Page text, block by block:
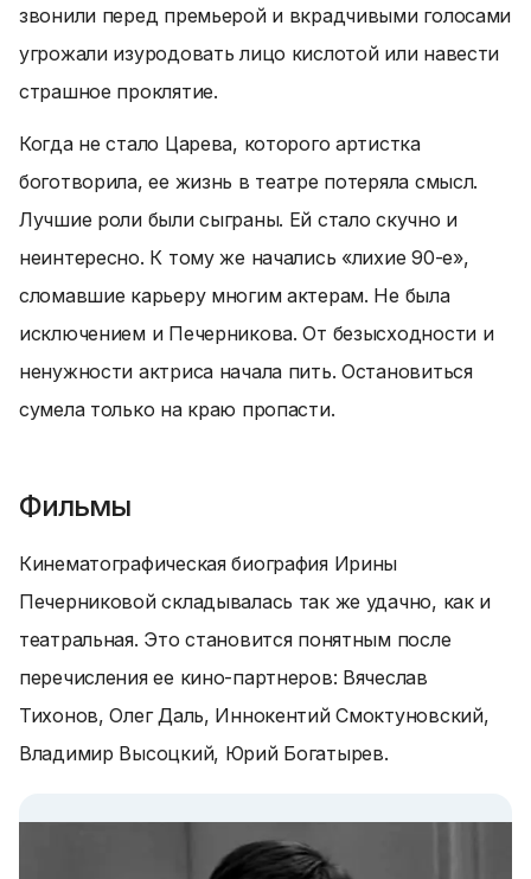
звонили перед премьерой и вкрадчивыми голосами
угрожали изуродовать лицо кислотой или навести
страшное проклятие.
Когда не стало Царева, которого артистка
боготворила, ее жизнь в театре потеряла смысл.
Лучшие роли были сыграны. Ей стало скучно и
неинтересно. К тому же начались «лихие 90-е»,
сломавшие карьеру многим актерам. Не была
исключением и Печерникова. От безысходности и
ненужности актриса начала пить. Остановиться
сумела только на краю пропасти.
Фильмы
Кинематографическая биография Ирины
Печерниковой складывалась так же удачно, как и
театральная. Это становится понятным после
перечисления ее кино-партнеров: Вячеслав
Тихонов, Олег Даль, Иннокентий Смоктуновский,
Владимир Высоцкий, Юрий Богатырев.